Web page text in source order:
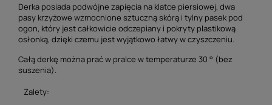
Derka posiada podwójne zapięcia na klatce piersiowej, dwa
pasy krzyżowe wzmocnione sztuczną skórą i tylny pasek pod
ogon, który jest całkowicie odczepiany i pokryty plastikową
osłonką, dzięki czemu jest wyjątkowo łatwy w czyszczeniu.
Całą derkę można prać w pralce w temperaturze 30 ° (bez
suszenia).
Zalety: